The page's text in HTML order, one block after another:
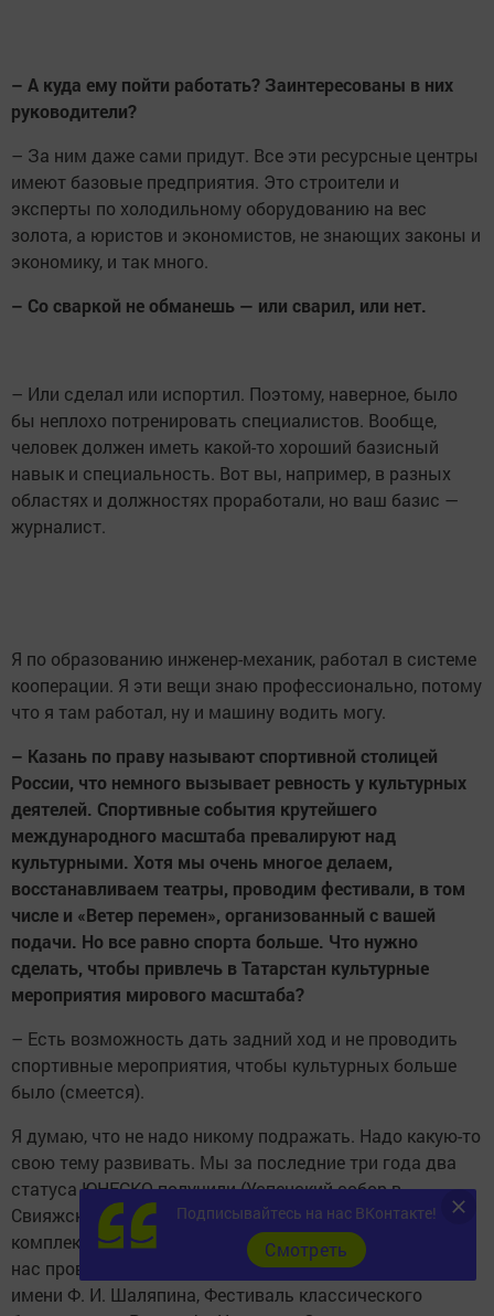
– А куда ему пойти работать? Заинтересованы в них
руководители?
– За ним даже сами придут. Все эти ресурсные центры
имеют базовые предприятия. Это строители и
эксперты по холодильному оборудованию на вес
золота, а юристов и экономистов, не знающих законы и
экономику, и так много.
– Со сваркой не обманешь — или сварил, или нет.
– Или сделал или испортил. Поэтому, наверное, было
бы неплохо потренировать специалистов. Вообще,
человек должен иметь какой-то хороший базисный
навык и специальность. Вот вы, например, в разных
областях и должностях проработали, но ваш базис —
журналист.
Я по образованию инженер-механик, работал в системе
кооперации. Я эти вещи знаю профессионально, потому
что я там работал, ну и машину водить могу.
– Казань по праву называют спортивной столицей
России, что немного вызывает ревность у культурных
деятелей. Спортивные события крутейшего
международного масштаба превалируют над
культурными. Хотя мы очень многое делаем,
восстанавливаем театры, проводим фестивали, в том
числе и «Ветер перемен», организованный с вашей
подачи. Но все равно спорта больше. Что нужно
сделать, чтобы привлечь в Татарстан культурные
мероприятия мирового масштаба?
– Есть возможность дать задний ход и не проводить
спортивные мероприятия, чтобы культурных больше
было (смеется).
Я думаю, что не надо никому подражать. Надо какую-то
свою тему развивать. Мы за последние три года два
статуса ЮНЕСКО получили (Успенский собор в
Свияжске и Булгарский историко-археологический
комплекс – прим. Т-и), в России никто так не получал. У
нас проводятся Международный оперный фестиваль
имени Ф. И. Шаляпина, Фестиваль классического
Подписывайтесь на нас ВКонтакте!
Cмотреть